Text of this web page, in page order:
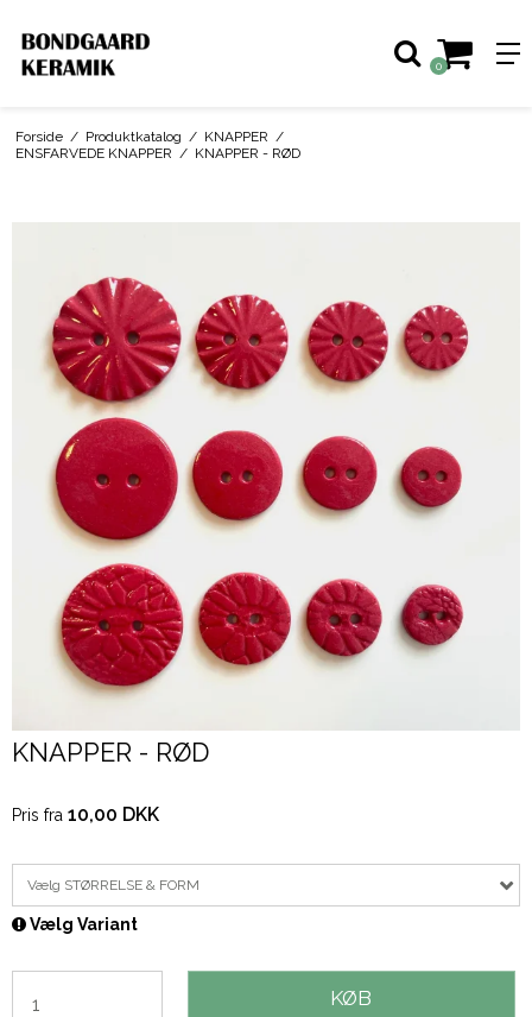
0
Forside / Produktkatalog / KNAPPER /
ENSFARVEDE KNAPPER / KNAPPER - RØD
KNAPPER - RØD
Pris fra 10,00 DKK
Vælg STØRRELSE & FORM
Vælg Variant
KØB